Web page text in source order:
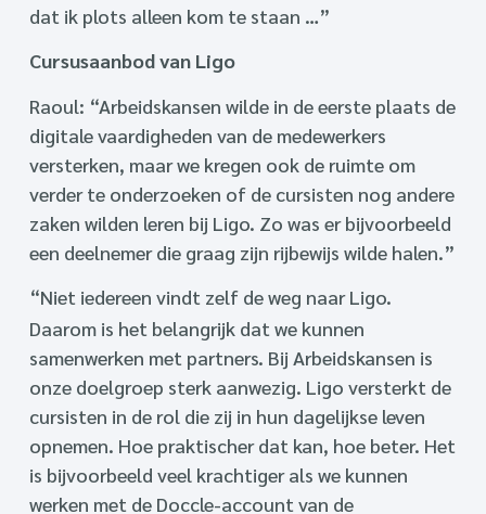
dat ik plots alleen kom te staan …”
Cursusaanbod van Ligo
Raoul: “Arbeidskansen wilde in de eerste plaats de
digitale vaardigheden van de medewerkers
versterken, maar we kregen ook de ruimte om
verder te onderzoeken of de cursisten nog andere
zaken wilden leren bij Ligo. Zo was er bijvoorbeeld
een deelnemer die graag zijn rijbewijs wilde halen.”
“Niet iedereen vindt zelf de weg naar Ligo.
Daarom is het belangrijk dat we kunnen
samenwerken met partners. Bij Arbeidskansen is
onze doelgroep sterk aanwezig. Ligo versterkt de
cursisten in de rol die zij in hun dagelijkse leven
opnemen. Hoe praktischer dat kan, hoe beter. Het
is bijvoorbeeld veel krachtiger als we kunnen
werken met de Doccle-account van de